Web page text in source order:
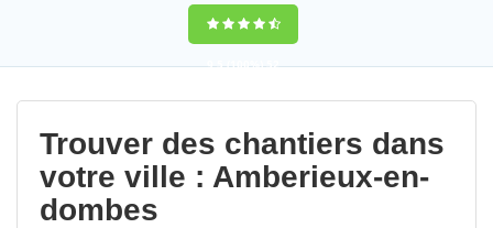
9,5(100%)52
votes
Trouver des chantiers dans
votre ville : Amberieux-en-
dombes